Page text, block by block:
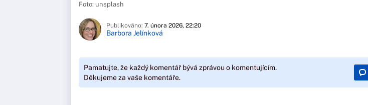
Foto: unsplash
Publikováno: 7. února 2026, 22:20
Barbora Jelínková
Pamatujte, že každý komentář bývá zprávou o komentujícím.
Děkujeme za vaše komentáře.